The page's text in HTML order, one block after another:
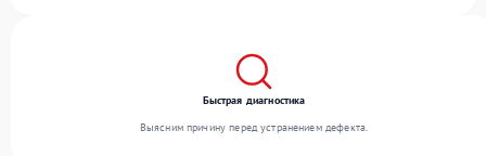
Быстрая диагностика
Выясним причину перед устранением дефекта.